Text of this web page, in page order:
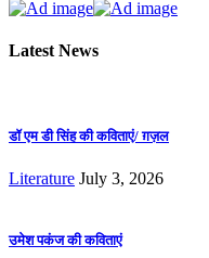
Latest News
डॉ एम डी सिंह की कविताएं/ ग़ज़ल
Literature July 3, 2026
उमेश पकंज की कविताएं